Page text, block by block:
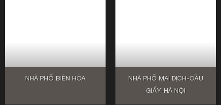
NHÀ PHỐ BIÊN HÒA
NHÀ PHỐ MAI DỊCH-CẦU
GIẤY-HÀ NỘI